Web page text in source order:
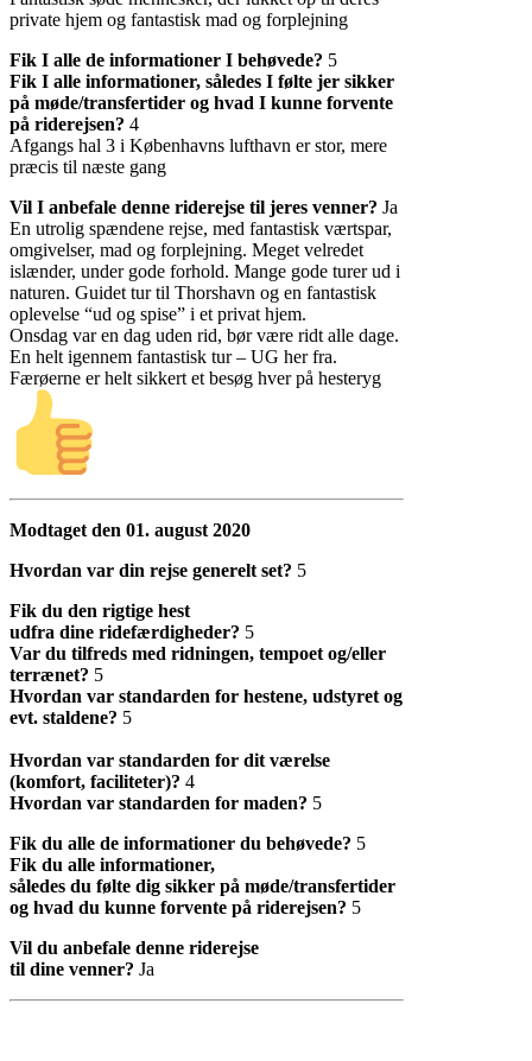
private hjem og fantastisk mad og forplejning
Fik I alle de informationer I behøvede? 5
Fik I alle informationer, således I følte jer sikker
på møde/transfertider og hvad I kunne forvente
på riderejsen? 4
Afgangs hal 3 i Københavns lufthavn er stor, mere
præcis til næste gang
Vil I anbefale denne riderejse til jeres venner? Ja
En utrolig spændene rejse, med fantastisk værtspar,
omgivelser, mad og forplejning. Meget velredet
islænder, under gode forhold. Mange gode turer ud i
naturen. Guidet tur til Thorshavn og en fantastisk
oplevelse “ud og spise” i et privat hjem.
Onsdag var en dag uden rid, bør være ridt alle dage.
En helt igennem fantastisk tur – UG her fra.
Færøerne er helt sikkert et besøg hver på hesteryg
Modtaget den 01. august 2020
Hvordan var din rejse generelt set? 5
Fik du den rigtige hest
udfra dine ridefærdigheder? 5
Var du tilfreds med ridningen, tempoet og/eller
terrænet? 5
Hvordan var standarden for hestene, udstyret og
evt. staldene? 5
Hvordan var standarden for dit værelse
(komfort, faciliteter)? 4
Hvordan var standarden for maden? 5
Fik du alle de informationer du behøvede? 5
Fik du alle informationer,
således du følte dig sikker på møde/transfertider
og hvad du kunne forvente på riderejsen? 5
Vil du anbefale denne riderejse
til dine venner? Ja